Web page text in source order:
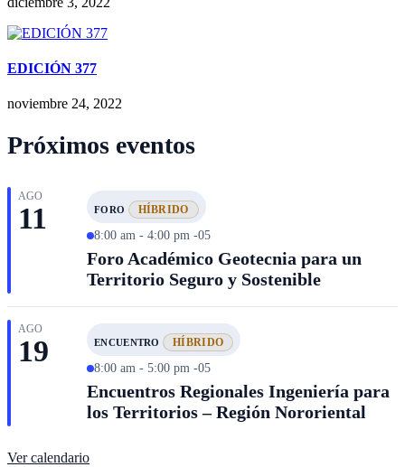
EDICIÓN 377
noviembre 24, 2022
Próximos eventos
AGO
11 FORO HÍBRIDO
8:00 am - 4:00 pm -05
Foro Académico Geotecnia para un
Territorio Seguro y Sostenible
AGO
19 ENCUENTRO HÍBRIDO
8:00 am - 5:00 pm -05
Encuentros Regionales Ingeniería para
los Territorios – Región Nororiental
Ver calendario